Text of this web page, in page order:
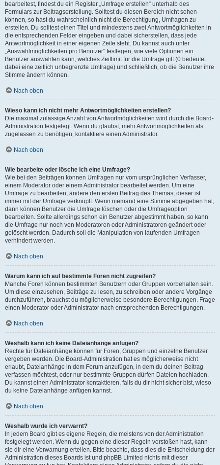
bearbeitest, findest du ein Register „Umfrage erstellen“ unterhalb des
Formulars zur Beitragserstellung. Solltest du diesen Bereich nicht sehen
können, so hast du wahrscheinlich nicht die Berechtigung, Umfragen zu
erstellen. Du solltest einen Titel und mindestens zwei Antwortmöglichkeiten in
die entsprechenden Felder eingeben und dabei sicherstellen, dass jede
Antwortmöglichkeit in einer eigenen Zeile steht. Du kannst auch unter
„Auswahlmöglichkeiten pro Benutzer“ festlegen, wie viele Optionen ein
Benutzer auswählen kann, welches Zeitlimit für die Umfrage gilt (0 bedeutet
dabei eine zeitlich unbegrenzte Umfrage) und schließlich, ob die Benutzer ihre
Stimme ändern können.
Nach oben
Wieso kann ich nicht mehr Antwortmöglichkeiten erstellen?
Die maximal zulässige Anzahl von Antwortmöglichkeiten wird durch die Board-
Administration festgelegt. Wenn du glaubst, mehr Antwortmöglichkeiten als
zugelassen zu benötigen, kontaktiere einen Administrator.
Nach oben
Wie bearbeite oder lösche ich eine Umfrage?
Wie bei den Beiträgen können Umfragen nur vom ursprünglichen Verfasser,
einem Moderator oder einem Administrator bearbeitet werden. Um eine
Umfrage zu bearbeiten, ändere den ersten Beitrag des Themas; dieser ist
immer mit der Umfrage verknüpft. Wenn niemand eine Stimme abgegeben hat,
dann können Benutzer die Umfrage löschen oder die Umfrageoption
bearbeiten. Sollte allerdings schon ein Benutzer abgestimmt haben, so kann
die Umfrage nur noch von Moderatoren oder Administratoren geändert oder
gelöscht werden. Dadurch soll die Manipulation von laufenden Umfragen
verhindert werden.
Nach oben
Warum kann ich auf bestimmte Foren nicht zugreifen?
Manche Foren können bestimmten Benutzern oder Gruppen vorbehalten sein.
Um diese einzusehen, Beiträge zu lesen, zu schreiben oder andere Vorgänge
durchzuführen, brauchst du möglicherweise besondere Berechtigungen. Frage
einen Moderator oder Administrator nach entsprechenden Berechtigungen.
Nach oben
Weshalb kann ich keine Dateianhänge anfügen?
Rechte für Dateianhänge können für Foren, Gruppen und einzelne Benutzer
vergeben werden. Die Board-Administration hat es möglicherweise nicht
erlaubt, Dateianhänge in dem Forum anzufügen, in dem du deinen Beitrag
verfassen möchtest, oder nur bestimmte Gruppen dürfen Dateien hochladen.
Du kannst einen Administrator kontaktieren, falls du dir nicht sicher bist, wieso
du keine Dateianhänge anfügen kannst.
Nach oben
Weshalb wurde ich verwarnt?
In jedem Board gibt es eigene Regeln, die meistens von der Administration
festgelegt werden. Wenn du gegen eine dieser Regeln verstoßen hast, kann
sie dir eine Verwarnung erteilen. Bitte beachte, dass dies die Entscheidung der
Administration dieses Boards ist und phpBB Limited nichts mit dieser